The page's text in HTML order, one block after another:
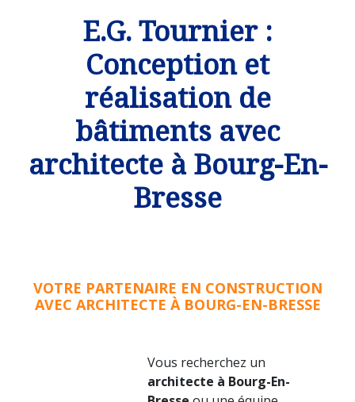
E.G. Tournier :
Conception et
réalisation de
bâtiments avec
architecte à Bourg-En-
Bresse
VOTRE PARTENAIRE EN CONSTRUCTION
AVEC ARCHITECTE À BOURG-EN-BRESSE
Vous recherchez un
architecte à Bourg-En-